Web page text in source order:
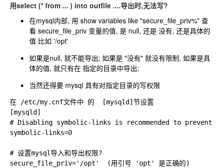
用select (* from ... ) into outfile ....导出时,无法写?
在mysql内部, 用 show variables like "secure_file_priv%" 查
看 secure_file_priv 变量的值, 是 null, 还是 没有, 还是具体的
值 比如 '/opt'
如果是null, 就不能导出; 如果是 "没有" 就没有限制, 如果是具
体的值, 就只有在 指定的目录中导出;
当然还得要 mysql 具有对指定目录的写权限
在 /etc/my.cnf文件中 的  [mysqld]节设置
[mysqld]
# Disabling symbolic-links is recommended to
symbolic-links=0
# 设置mysql导入和导出权限?
secure_file_priv='/opt'  (用引号 'opt' 是正确的)